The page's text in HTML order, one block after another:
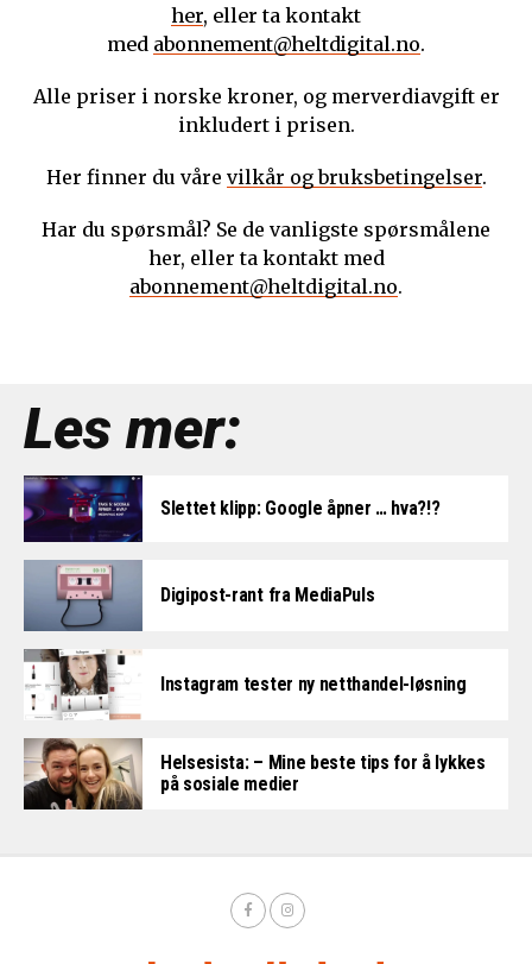
her, eller ta kontakt
med abonnement@heltdigital.no.
Alle priser i norske kroner, og merverdiavgift er
inkludert i prisen.
Her finner du våre vilkår og bruksbetingelser.
Har du spørsmål? Se de vanligste spørsmålene
her, eller ta kontakt med
abonnement@heltdigital.no.
Les mer:
Slettet klipp: Google åpner … hva?!?
Digipost-rant fra MediaPuls
Instagram tester ny netthandel-løsning
Helsesista: – Mine beste tips for å lykkes
på sosiale medier